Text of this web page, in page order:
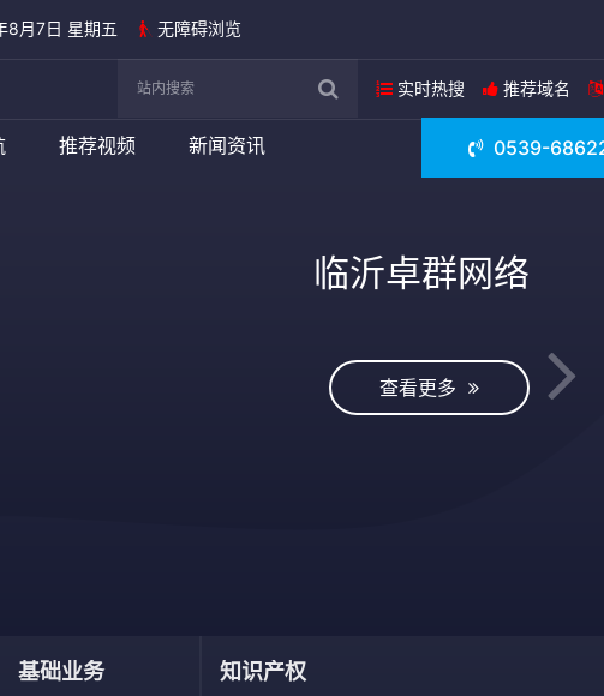
8月7日 星期五 无障碍浏览
实时热搜 推荐域名
推荐视频 新闻资讯 0539-
基础业务 知识产权